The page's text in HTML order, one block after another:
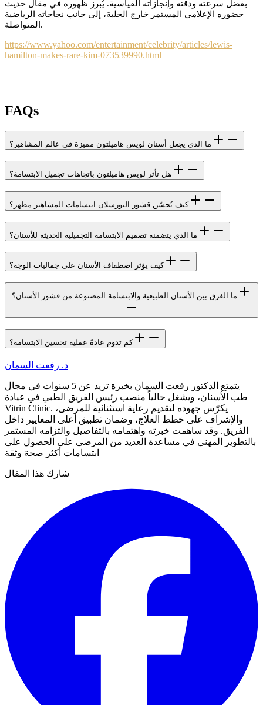
بفضل سرعته ودقته وإنجازاته القياسية. يُبرز ظهوره في مقال حديث
حضوره الإعلامي المستمر خارج الحلبة، إلى جانب نجاحاته الرياضية
المتواصلة.
https://www.yahoo.com/entertainment/celebrity/articles/lewis-
hamilton-makes-rare-kim-073539990.html
FAQs
ما الذي يجعل أسنان لويس هاميلتون مميزة في عالم المشاهير؟
هل تأثر لويس هاميلتون باتجاهات تجميل الابتسامة؟
كيف تُحسّن قشور البورسلان ابتسامات المشاهير مظهر؟
ما الذي يتضمنه تصميم الابتسامة التجميلية الحديثة للأسنان؟
كيف يؤثر اصطفاف الأسنان على جماليات الوجه؟
ما الفرق بين الأسنان الطبيعية والابتسامة المصنوعة من قشور الأسنان؟
كم تدوم عادةً عملية تحسين الابتسامة؟
د. رفعت السمان
يتمتع الدكتور رفعت السمان بخبرة تزيد عن 5 سنوات في مجال
طب الأسنان، ويشغل حالياً منصب رئيس الفريق الطبي في عيادة
Vitrin Clinic. يكرّس جهوده لتقديم رعاية استثنائية للمرضى،
والإشراف على خطط العلاج، وضمان تطبيق أعلى المعايير داخل
الفريق. وقد ساهمت خبرته واهتمامه بالتفاصيل والتزامه المستمر
بالتطوير المهني في مساعدة العديد من المرضى على الحصول على
ابتسامات أكثر صحة وثقة
شارك هذا المقال